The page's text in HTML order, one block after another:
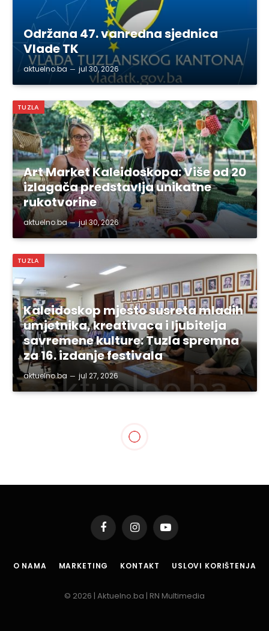
Održana 47. vanredna sjednica
Vlade TK
aktuelno.ba jul 30, 2026
TUZLA
Art Market Kaleidoskopa: Više od 20
izlagača predstavlja unikatne
rukotvorine
aktuelno.ba jul 30, 2026
TUZLA
Kaleidoskop mjesto susreta mladih
umjetnika, kreativaca i ljubitelja
savremene kulture: Tuzla spremna
za 16. izdanje festivala
aktuelno.ba jul 27, 2026
OSCE podržao obuku o
korištenju prve baze
podataka o slučajevima